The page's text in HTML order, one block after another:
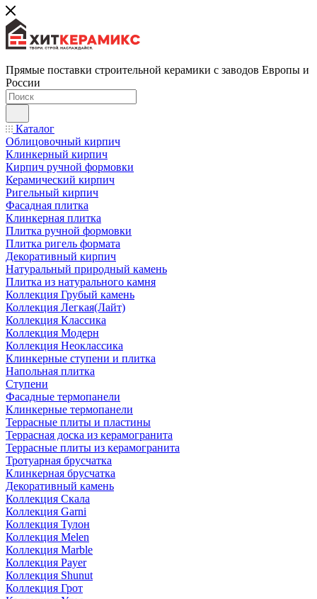
Прямые поставки строительной керамики с заводов Европы и
России
Каталог
Облицовочный кирпич
Клинкерный кирпич
Кирпич ручной формовки
Керамический кирпич
Ригельный кирпич
Фасадная плитка
Клинкерная плитка
Плитка ручной формовки
Плитка ригель формата
Декоративный кирпич
Натуральный природный камень
Плитка из натурального камня
Коллекция Грубый камень
Коллекция Легкая(Лайт)
Коллекция Классика
Коллекция Модерн
Коллекция Неоклассика
Клинкерные ступени и плитка
Напольная плитка
Ступени
Фасадные термопанели
Клинкерные термопанели
Террасные плиты и пластины
Террасная доска из керамогранита
Террасные плиты из керамогранита
Тротуарная брусчатка
Клинкерная брусчатка
Декоративный камень
Коллекция Скала
Коллекция Garni
Коллекция Тулон
Коллекция Melen
Коллекция Marble
Коллекция Payer
Коллекция Shunut
Коллекция Грот